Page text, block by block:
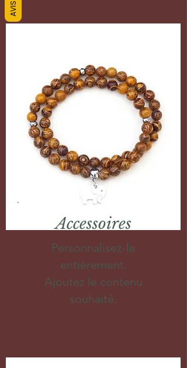
Accessoires
Personnalisez-le
entièrement.
Ajoutez le contenu
souhaité.
AVIS